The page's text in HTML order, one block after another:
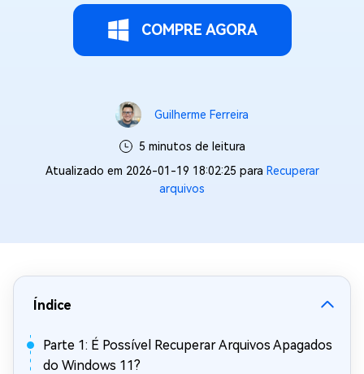
COMPRE AGORA
Guilherme Ferreira
5 minutos de leitura
Atualizado em 2026-01-19 18:02:25 para Recuperar
arquivos
Índice
Parte 1: É Possível Recuperar Arquivos Apagados
do Windows 11?